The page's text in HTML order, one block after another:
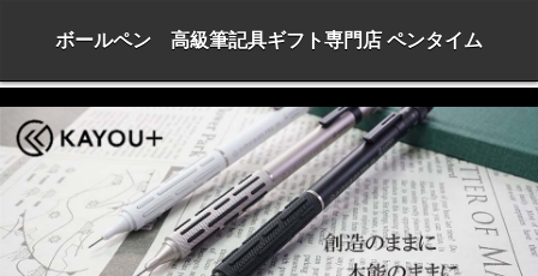
ボールペン 高級筆記具ギフト専門店 ペンタイム